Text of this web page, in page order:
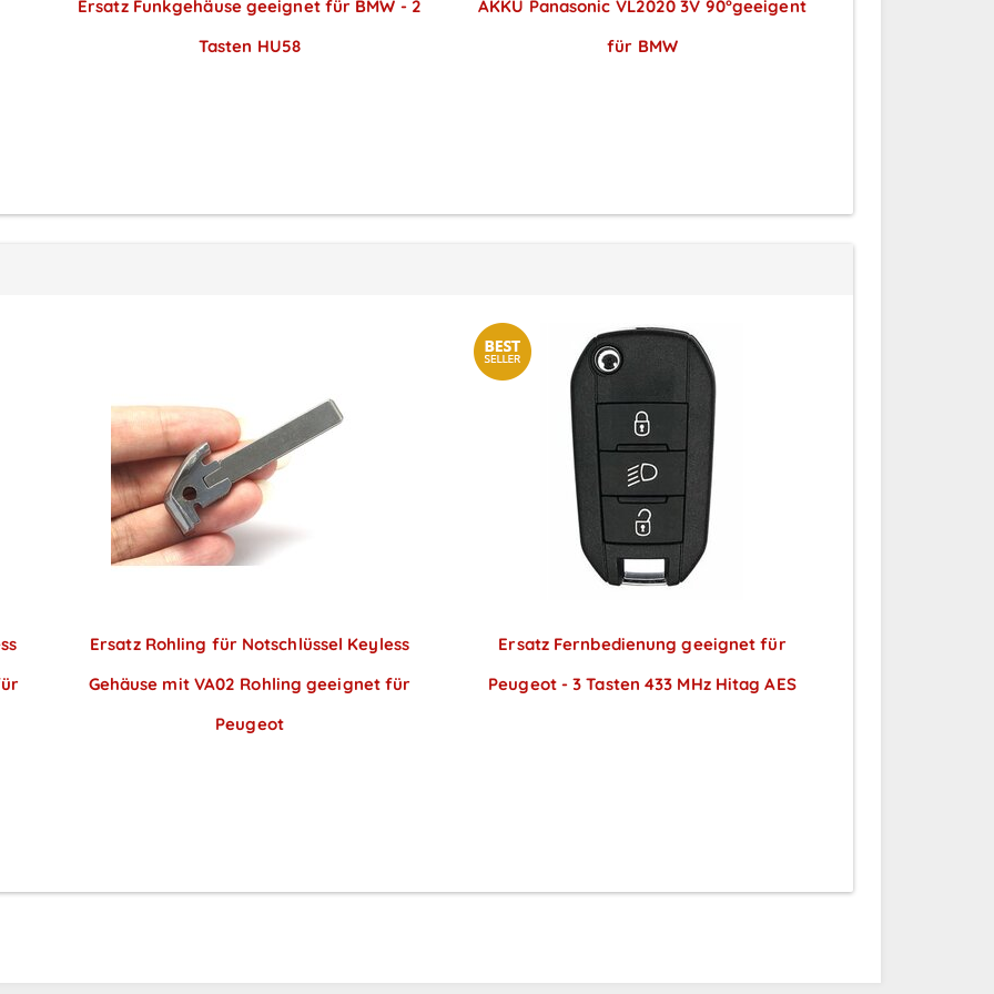
Ersatz Funkgehäuse geeignet für BMW - 2
Tasten HU58
AKKU Panasonic VL2020 3V 90°geeigent
für BMW
Ersatz Rohling für Notschlüssel Keyless
Gehäuse mit VA02 Rohling geeignet für
Peugeot
Ersatz Fernbedienung geeignet für
Peugeot - 3 Tasten 433 MHz Hitag AES